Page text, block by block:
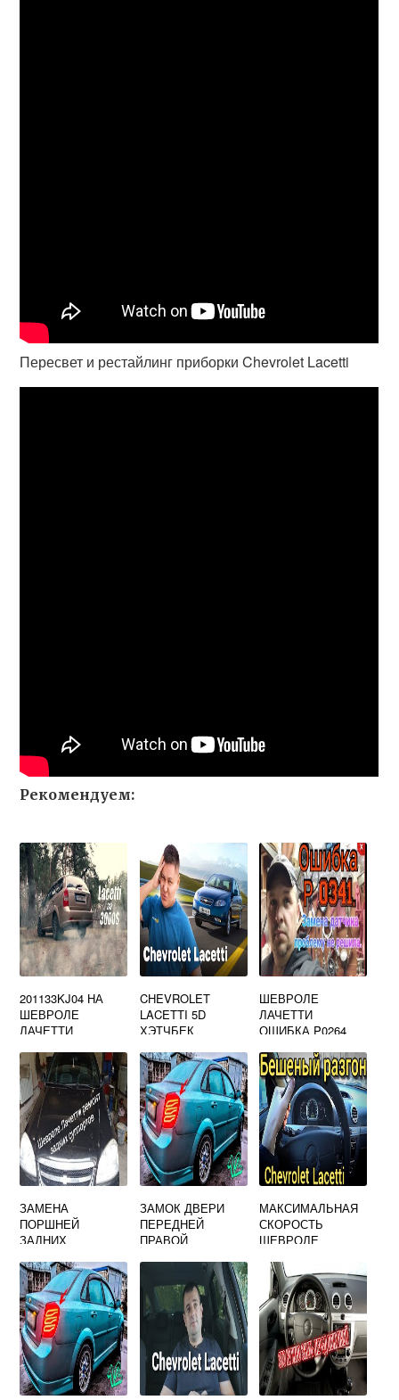
Пересвет и рестайлинг приборки Chevrolet Lacetti
Рекомендуем:
201133KJ04 НА
ШЕВРОЛЕ
ЛАЧЕТТИ
CHEVROLET
LACETTI 5D
ХЭТЧБЕК
ШЕВРОЛЕ
ЛАЧЕТТИ
ОШИБКА P0264
ЗАМЕНА
ПОРШНЕЙ
ЗАДНИХ
ШЕВРОЛЕ
ЛАЧЕТТИ
ЗАМОК ДВЕРИ
ПЕРЕДНЕЙ
ПРАВОЙ
МАКСИМАЛЬНАЯ
СКОРОСТЬ
ШЕВРОЛЕ